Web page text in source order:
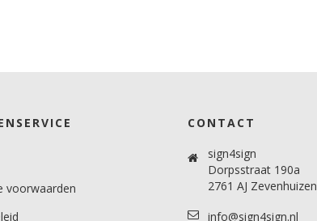
voorwaarden
CONTACT
sign4sign
Dorpsstraat 190a
2761 AJ Zevenhuizen
info@sign4sign.nl